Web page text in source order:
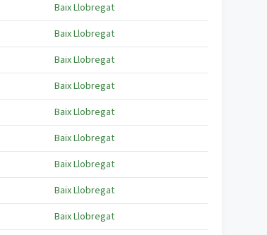
Baix Llobregat
Baix Llobregat
Baix Llobregat
Baix Llobregat
Baix Llobregat
Baix Llobregat
Baix Llobregat
Baix Llobregat
Baix Llobregat